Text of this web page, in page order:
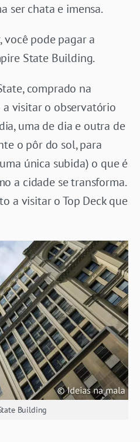
ser chata e imensa.
você pode pagar a
State Building.
comprado na
visitar o observatório
uma de dia e outra de
o pôr do sol, para
única subida) o que é
a cidade se transforma.
a visitar o Top Deck que
Building